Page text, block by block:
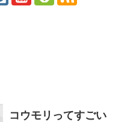
コウモリってすごい